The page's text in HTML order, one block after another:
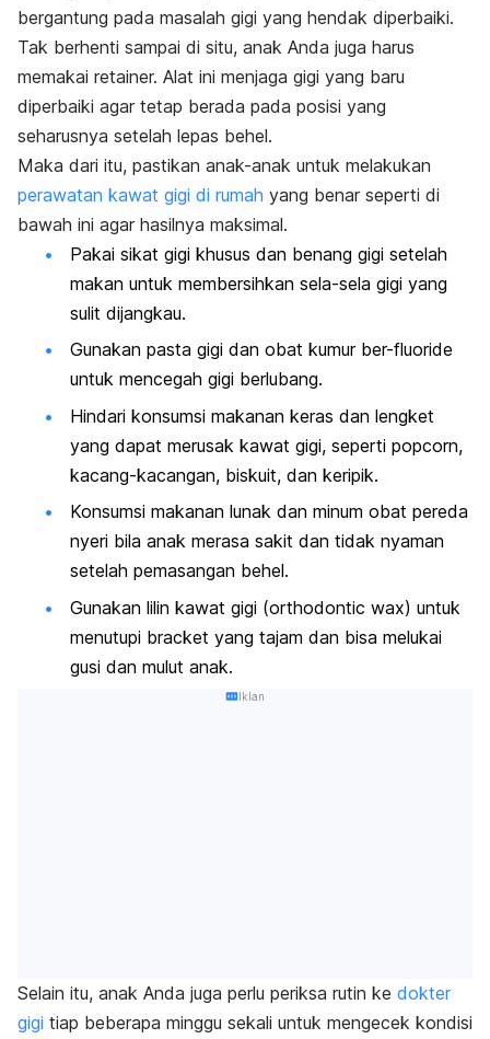
bergantung pada masalah gigi yang hendak diperbaiki.
Tak berhenti sampai di situ, anak Anda juga harus
memakai retainer. Alat ini menjaga gigi yang baru
diperbaiki agar tetap berada pada posisi yang
seharusnya setelah lepas behel.
Maka dari itu, pastikan anak-anak untuk melakukan
perawatan kawat gigi di rumah yang benar seperti di
bawah ini agar hasilnya maksimal.
Pakai sikat gigi khusus dan benang gigi setelah
makan untuk membersihkan sela-sela gigi yang
sulit dijangkau.
Gunakan pasta gigi dan obat kumur ber-fluoride
untuk mencegah gigi berlubang.
Hindari konsumsi makanan keras dan lengket
yang dapat merusak kawat gigi, seperti popcorn,
kacang-kacangan, biskuit, dan keripik.
Konsumsi makanan lunak dan minum obat pereda
nyeri bila anak merasa sakit dan tidak nyaman
setelah pemasangan behel.
Gunakan lilin kawat gigi (orthodontic wax) untuk
menutupi bracket yang tajam dan bisa melukai
gusi dan mulut anak.
Iklan
Selain itu, anak Anda juga perlu periksa rutin ke dokter
gigi tiap beberapa minggu sekali untuk mengecek kondisi